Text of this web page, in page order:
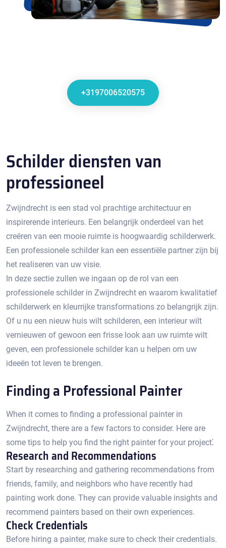
+3197006520575
Schilder diensten van
professioneel
Zwijndrecht is een stad vol prachtige architectuur en
inspirerende interieurs.​ Een belangrijk onderdeel van het
creëren van een mooie ruimte is hoogwaardig schilderwerk.
Een professionele schilder kan een essentiële partner zijn bij
het realiseren van uw visie.​
In deze sectie zullen we ingaan op de rol van een
professionele schilder in Zwijndrecht en waarom kwalitatief
schilderwerk en kleurrijke transformations zo belangrijk zijn.​
Of u nu een nieuw huis wilt schilderen, een interieur wilt
vernieuwen of gewoon een frisse look aan uw ruimte wilt
geven, een professionele schilder kan u helpen om uw
ideeën tot leven te brengen.​
Finding a Professional Painter
When it comes to finding a professional painter in
Zwijndrecht, there are a few factors to consider.​ Here are
some tips to help you find the right painter for your project⁚
Research and Recommendations
Start by researching and gathering recommendations from
friends, family, and neighbors who have recently had
painting work done. They can provide valuable insights and
recommend painters based on their own experiences.​
Check Credentials
Before hiring a painter, make sure to check their credentials.​